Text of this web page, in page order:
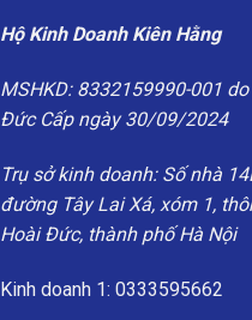
Hộ Kinh Doanh Kiên Hằng
MSHKD: 8332159990-001
Đức Cấp ngày 30/09/2024
Trụ sở kinh doanh: Số nhà
đường Tây Lai Xá, xóm 1,
Hoài Đức, thành phố Hà Nội
Kinh doanh 1: 0333595662